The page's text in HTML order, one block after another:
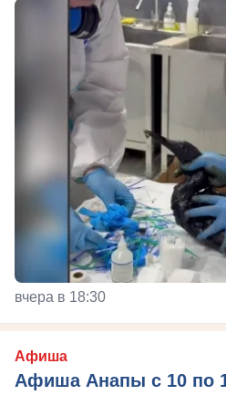
вчера в 18:30
Афиша
Афиша Анапы с 10 по